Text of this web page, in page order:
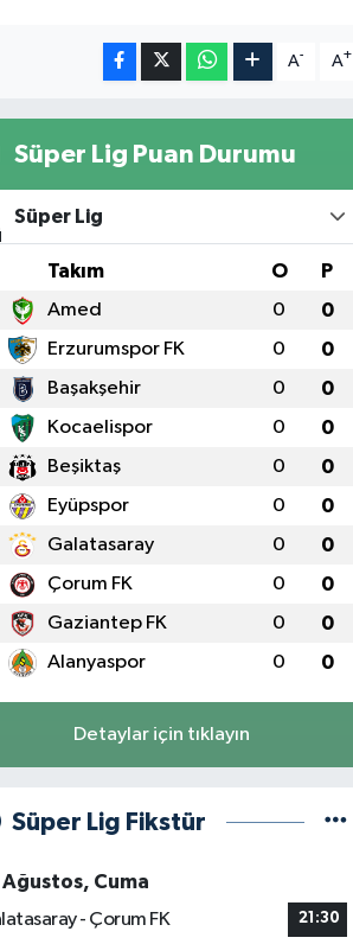
A- A+
Süper Lig Puan Durumu
Süper Lig
Takım O P
Amed 0 0
Erzurumspor FK 0 0
Başakşehir 0 0
Kocaelispor 0 0
Beşiktaş 0 0
Eyüpspor 0 0
Galatasaray 0 0
Çorum FK 0 0
Gaziantep FK 0 0
Alanyaspor 0 0
Detaylar için tıklayın
Süper Lig Fikstür
Ağustos, Cuma
- Çorum FK
21:30